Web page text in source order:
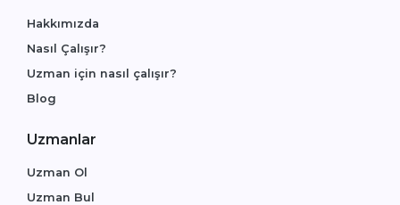
Hakkımızda
Nasıl Çalışır?
Uzman için nasıl çalışır?
Blog
Uzmanlar
Uzman Ol
Uzman Bul